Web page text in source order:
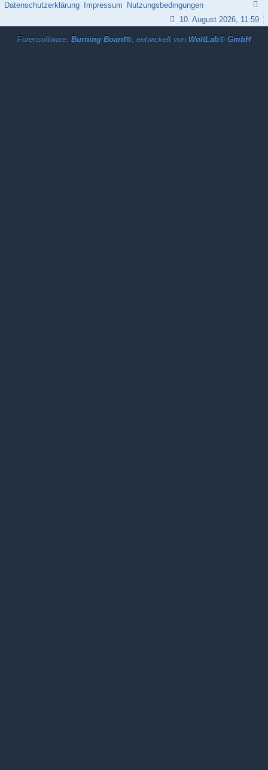
Datenschutzerklärung Impressum
Nutzungsbedingungen
10. August 2026, 11:59
Forensoftware: Burning Board®, entwickelt von WoltLab® GmbH